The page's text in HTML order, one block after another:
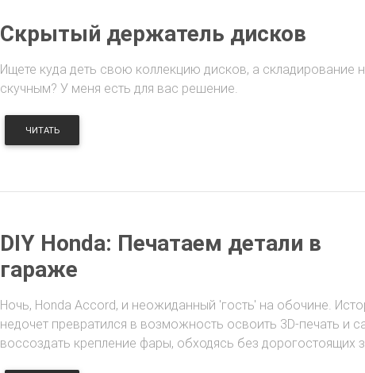
Скрытый держатель дисков
Ищете куда деть свою коллекцию дисков, а складирование
скучным? У меня есть для вас решение.
ЧИТАТЬ
DIY Honda: Печатаем детали в
гараже
Ночь, Honda Accord, и неожиданный 'гость' на обочине.
недочет превратился в возможность освоить 3D-печать и
воссоздать крепление фары, обходясь без дорогостоящих